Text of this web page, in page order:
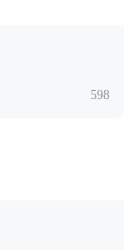
598